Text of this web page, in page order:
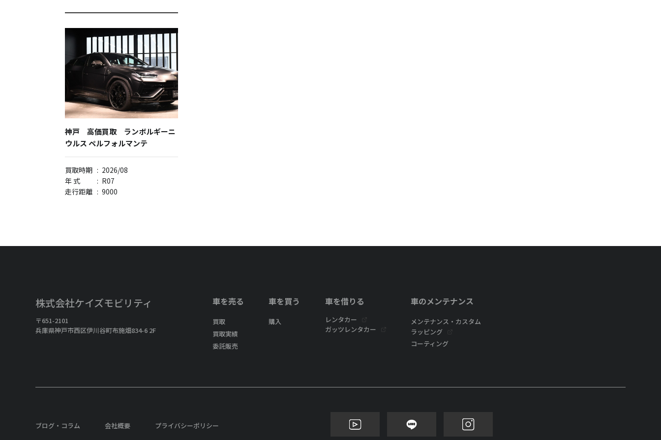
神戸 高価買取 ランボルギーニ
ウルス ペルフォルマンテ
買取時期 : 2026/08
年 式
: R07
走行距離 : 9000
株式会社ケイズモビリティ
〒651-2101
兵庫県神戸市西区伊川谷町布施畑834-6 2F
車を売る
買取
買取実績
委託販売
車を買う
購入
車を借りる
レンタカー
ガッツレンタカー
車のメンテナンス
メンテナンス・カスタム
ラッピング
コーティング
ブログ・コラム 会社概要 プライバシーポリシー